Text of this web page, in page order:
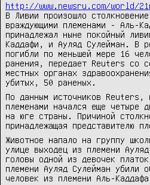
http://www.newsru.com/world/
В Ливии произошло
враждующими племенами - Аль-
принадлежал ныне покойный
Каддафи, и Ауляд Сулейман. В
погибли по меньшей мере 16
ранения, передает Reuters со
местных органах
убитых, 50 раненых.
По данным источников Reuters,
племенами начался еще четыре
на юге страны. Причиной
принадлежащая представителю
Животное напало на группу
улице выходец из племени
головы одной из девочек
племени Ауляд Сулейман убили
человек из племени Аль-